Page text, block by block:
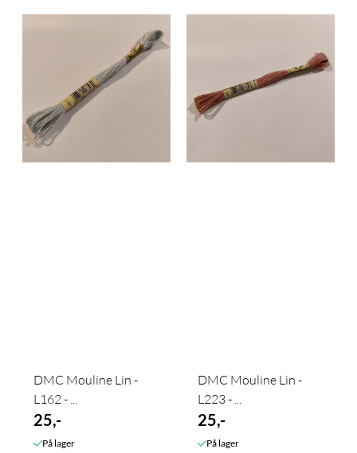
DMC Mouline Lin -
L162 - ...
25,-
På lager
DMC Mouline Lin -
L223 - ...
25,-
På lager